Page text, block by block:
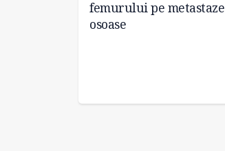
femurului pe metastaze
osoase